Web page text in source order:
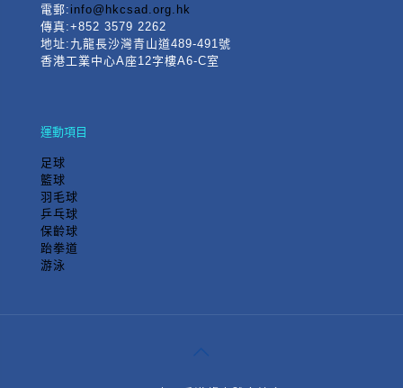
電郵: info@hkcsad.org.hk
傳真:+852 3579 2262
地址:九龍長沙灣青山道489-491號
香港工業中心A座12字樓A6-C室
運動項目
足球
籃球
羽毛球
乒乓球
保齡球
跆拳道
游泳